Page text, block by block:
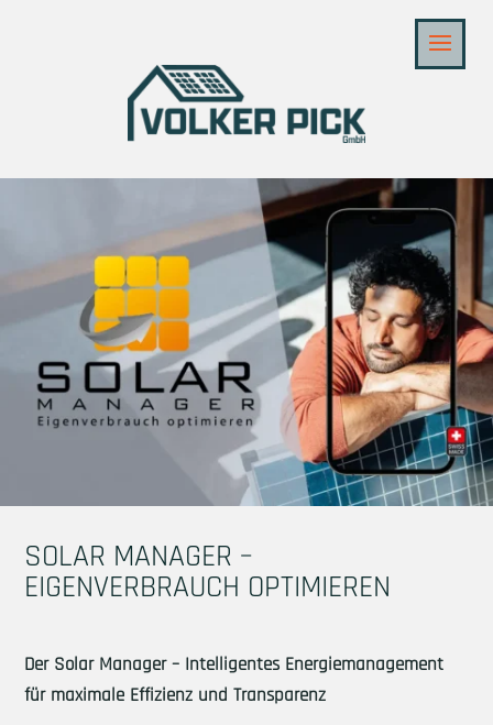
SOLAR MANAGER –
EIGENVERBRAUCH OPTIMIEREN
Der Solar Manager – Intelligentes Energiemanagement
für maximale Effizienz und Transparenz